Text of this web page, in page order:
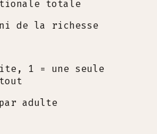
totale
de la richesse
1 = une seule
adulte